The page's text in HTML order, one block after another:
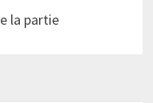
la partie